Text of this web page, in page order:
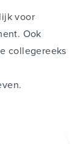
voor
Ook
collegereeks